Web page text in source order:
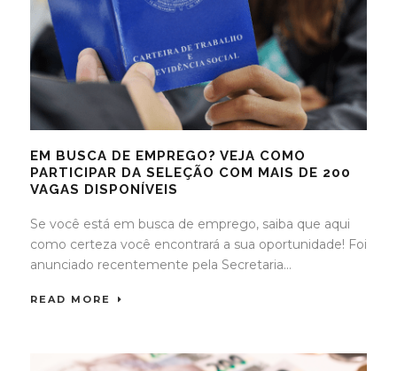
EM BUSCA DE EMPREGO? VEJA COMO
PARTICIPAR DA SELEÇÃO COM MAIS DE 200
VAGAS DISPONÍVEIS
Se você está em busca de emprego, saiba que aqui
como certeza você encontrará a sua oportunidade! Foi
anunciado recentemente pela Secretaria...
READ MORE